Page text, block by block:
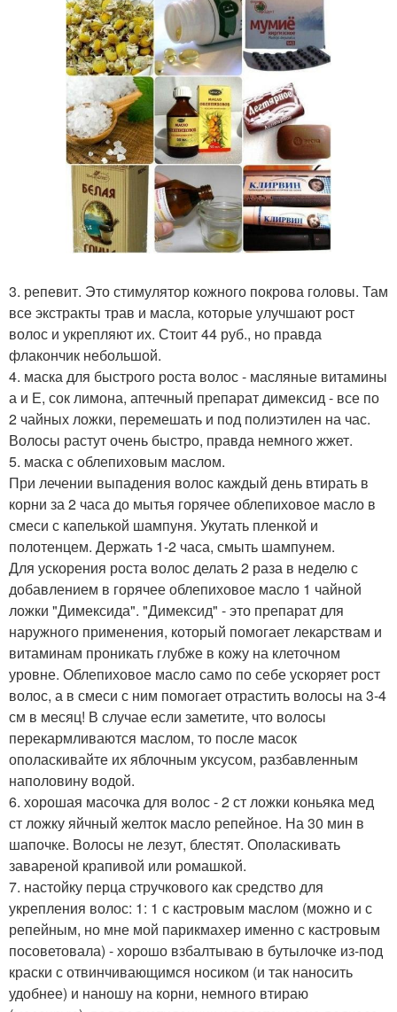
3. репевит. Это стимулятор кожного покрова головы. Там
все экстракты трав и масла, которые улучшают рост
волос и укрепляют их. Стоит 44 руб., но правда
флакончик небольшой.
4. маска для быстрого роста волос - масляные витамины
а и Е, сок лимона, аптечный препарат димексид - все по
2 чайных ложки, перемешать и под полиэтилен на час.
Волосы растут очень быстро, правда немного жжет.
5. маска с облепиховым маслом.
При лечении выпадения волос каждый день втирать в
корни за 2 часа до мытья горячее облепиховое масло в
смеси с капелькой шампуня. Укутать пленкой и
полотенцем. Держать 1-2 часа, смыть шампунем.
Для ускорения роста волос делать 2 раза в неделю с
добавлением в горячее облепиховое масло 1 чайной
ложки "Димексида". "Димексид" - это препарат для
наружного применения, который помогает лекарствам и
витаминам проникать глубже в кожу на клеточном
уровне. Облепиховое масло само по себе ускоряет рост
волос, а в смеси с ним помогает отрастить волосы на 3-4
см в месяц! В случае если заметите, что волосы
перекармливаются маслом, то после масок
ополаскивайте их яблочным уксусом, разбавленным
наполовину водой.
6. хорошая масочка для волос - 2 ст ложки коньяка мед
ст ложку яйчный желток масло репейное. На 30 мин в
шапочке. Волосы не лезут, блестят. Ополаскивать
завареной крапивой или ромашкой.
7. настойку перца стручкового как средство для
укрепления волос: 1: 1 с кастровым маслом (можно и с
репейным, но мне мой парикмахер именно с кастровым
посоветовала) - хорошо взбалтываю в бутылочке из-под
краски с отвинчивающимся носиком (и так наносить
удобнее) и наношу на корни, немного втираю